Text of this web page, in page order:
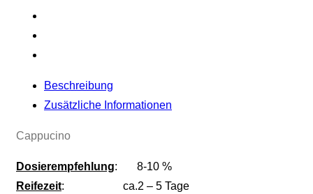
Beschreibung
Zusätzliche Informationen
Cappucino
Dosierempfehlung: 8-10 %
Reifezeit: ca.2 – 5 Tage